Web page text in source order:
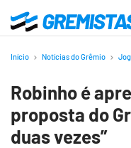
para
principal
Gremistas
Início Notícias do Grêmio
Robinho é
proposta do
duas vezes”